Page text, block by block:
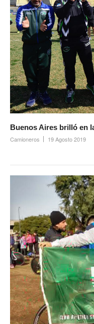
Buenos Aires brilló en
Camioneros 19 Agosto 2019